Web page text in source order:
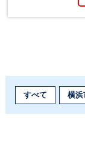
すべて 横浜